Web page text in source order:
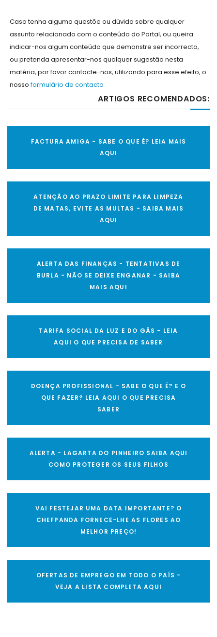
Caso tenha alguma questõe ou dúvida sobre qualquer
assunto relacionado com o conteúdo do Portal, ou queira
indicar-nos algum conteúdo que demonstre ser incorrecto,
ou pretenda apresentar-nos qualquer sugestão nesta
matéria, por favor contacte-nos, utilizando para esse efeito, o
nossoformulário de contacto
ARTIGOS RECOMENDADOS:
FACTURA AMIGA - SABE O QUE É? LEIA MAIS
AQUI
ATENÇÃO AO PRAZO LIMITE PARA LIMPEZA
DE MATAS, EVITE AS MULTAS - SAIBA MAIS
AQUI
ALERTA DAS FINANÇAS - TENTATIVAS DE
BURLA - NÃO SE DEIXE ENGANAR - SAIBA
MAIS AQUI
TARIFA SOCIAL DA LUZ E DO GÁS - LEIA
AQUI O QUE PRECISA DE SABER
DOENÇA PROFISSIONAL - SABE O QUE É? E O
QUE FAZER? LEIA AQUI O QUE PRECISA
SABER
ALERTA - LAGARTA DO PINHEIRO SAIBA AQUI
COMO PROTEGER OS SEUS FILHOS
VAI FESTEJAR UMA DATA IMPORTANTE? O
CHEFPANDA FORNECE-LHE AS FLORES AO
MELHOR PREÇO!
OFERTAS DE EMPREGO EM TODO O PAÍS -
VEJA A LISTA COMPLETA AQUI